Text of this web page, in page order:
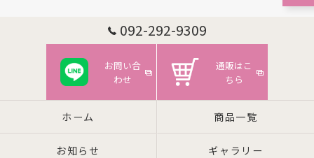
092-292-9309
お問い合
わせ
通販はこ
ちら
ホーム 商品一覧
お知らせ ギャラリー